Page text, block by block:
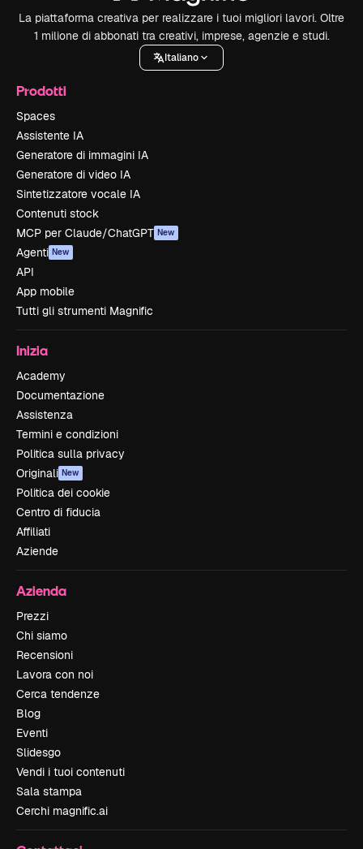
La piattaforma creativa per realizzare i tuoi migliori lavori. Oltre
1 milione di abbonati tra creativi, imprese, agenzie e studi.
Italiano
Prodotti
Spaces
Assistente IA
Generatore di immagini IA
Generatore di video IA
Sintetizzatore vocale IA
Contenuti stock
MCP per Claude/ChatGPT New
Agenti New
API
App mobile
Tutti gli strumenti Magnific
Inizia
Academy
Documentazione
Assistenza
Termini e condizioni
Politica sulla privacy
Originali New
Politica dei cookie
Centro di fiducia
Affiliati
Aziende
Azienda
Prezzi
Chi siamo
Recensioni
Lavora con noi
Cerca tendenze
Blog
Eventi
Slidesgo
Vendi i tuoi contenuti
Sala stampa
Cerchi magnific.ai